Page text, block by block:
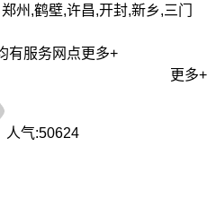
郑州,鹤壁,许昌,开封,新乡,三门
有服务网点更多+
更多+
人气:50624